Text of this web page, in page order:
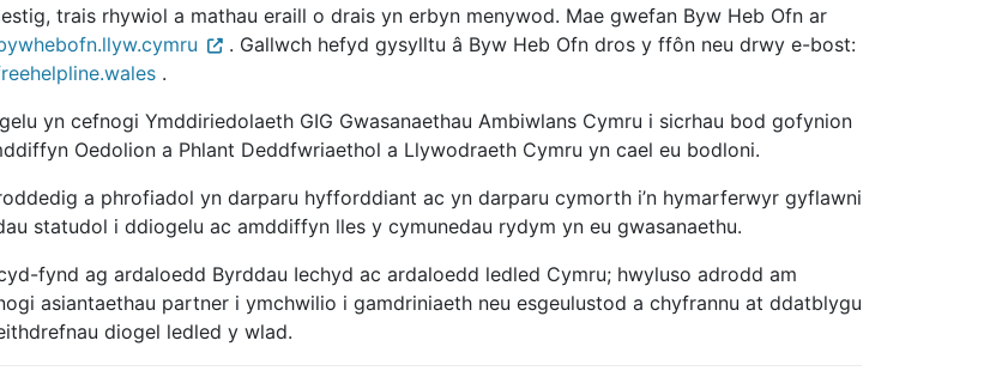
trais rhywiol a mathau eraill o drais yn erbyn menywod. Mae gwefan Byw Heb Ofn ar
. Gallwch hefyd gysylltu â Byw Heb Ofn dros y ffôn neu drwy e-bost:
.
yn cefnogi Ymddiriedolaeth GIG Gwasanaethau Ambiwlans Cymru i sicrhau bod gofynion
Oedolion a Phlant Deddfwriaethol a Llywodraeth Cymru yn cael eu bodloni.
a phrofiadol yn darparu hyfforddiant ac yn darparu cymorth i’n hymarferwyr gyflawni
statudol i ddiogelu ac amddiffyn lles y cymunedau rydym yn eu gwasanaethu.
fynd ag ardaloedd Byrddau Iechyd ac ardaloedd ledled Cymru; hwyluso adrodd am
asiantaethau partner i ymchwilio i gamdriniaeth neu esgeulustod a chyfrannu at ddatblygu
diogel ledled y wlad.